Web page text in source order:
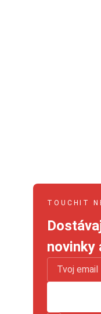
TOUCHIT
novinky